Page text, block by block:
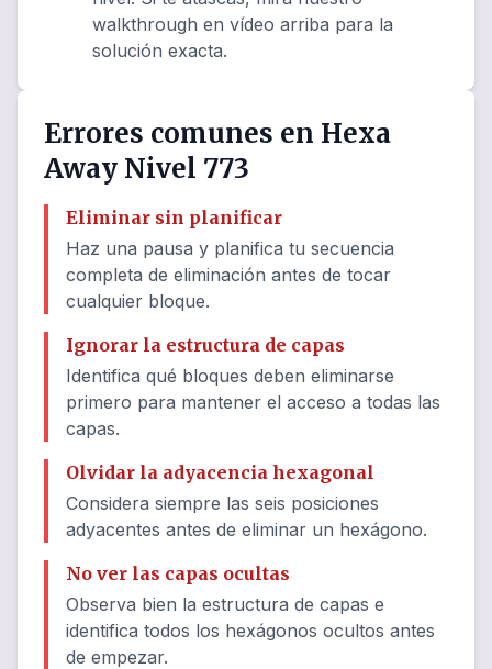
walkthrough en vídeo arriba para la
solución exacta.
Errores comunes en Hexa
Away Nivel 773
Eliminar sin planificar
Haz una pausa y planifica tu secuencia
completa de eliminación antes de tocar
cualquier bloque.
Ignorar la estructura de capas
Identifica qué bloques deben eliminarse
primero para mantener el acceso a todas las
capas.
Olvidar la adyacencia hexagonal
Considera siempre las seis posiciones
adyacentes antes de eliminar un hexágono.
No ver las capas ocultas
Observa bien la estructura de capas e
identifica todos los hexágonos ocultos antes
de empezar.